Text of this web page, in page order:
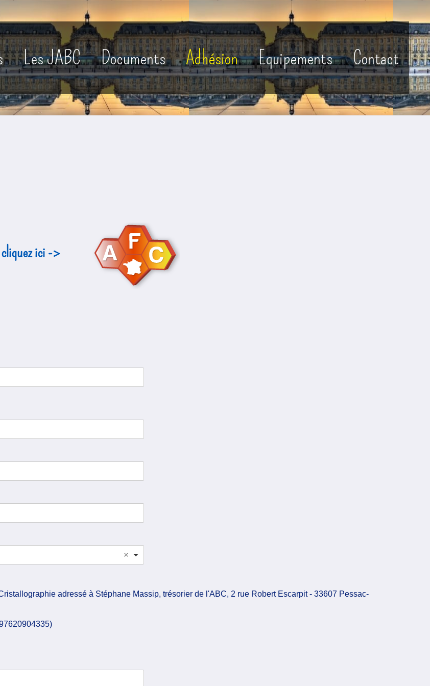
Les JABC Documents Adhésion Equipements Contact
ici ​->
adressé à Stéphane Massip, trésorier de l'ABC, 2 rue Robert Escarpit - 33607 Pessac-